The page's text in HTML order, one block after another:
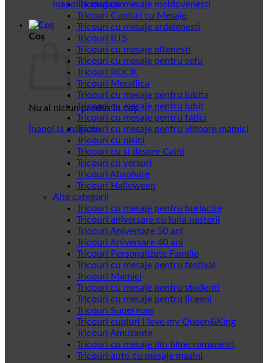
Înapoi la magazin
Coș
Nu ai niciun produs în coș.
Înapoi la magazin
Tricouri cu mesaje moldovenesti
Tricouri Cupluri cu Mesaje
Tricouri cu mesaje ardelenesti
Tricouri BTS
Tricouri cu mesaje oltenesti
Tricouri cu mesaje pentru sefu
Tricouri ROCK
Tricouri Metallica
Tricouri cu mesaje pentru iubita
Tricouri cu mesaje pentru iubit
Tricouri cu mesaje pentru tatici
Tricouri cu mesaje pentru viitoare mamici
Tricouri cu pisici
Tricouri cu si despre Caini
Tricouri cu versuri
Tricouri Absolvire
Tricouri Halloween
Alte categorii
Tricouri cu mesaje pentru burlacite
Tricouri aniversare cu luna nasterii
Tricouri Aniversare 50 ani
Tricouri Aniversare 40 ani
Tricouri Personalizate Familie
Tricouri cu mesaje pentru festival
Tricouri Mamici
Tricouri cu mesaje pentru studenti
Tricouri cu mesaje pentru liceeni
Tricouri Superman
Tricouri cupluri I love my Queen&King
Tricouri Amuzante
Tricouri cu mesaje din filme romanesti
Tricouri auto cu mesaje masini